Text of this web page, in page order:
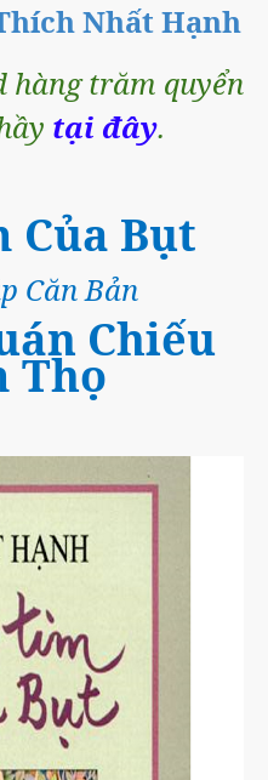
Nhất Hạnh
hàng trăm quyển
tại đây.
Của Bụt
Căn Bản
Chiếu
Thọ